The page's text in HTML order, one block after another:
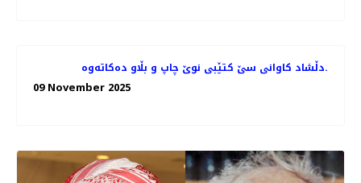
دڵشاد کاوانى سێ کتێبى نوێ چاپ و بڵاو دەکاتەوە.
09 November 2025